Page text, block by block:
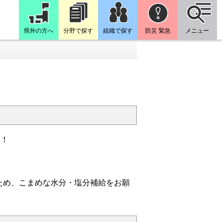
県外の方へ 分野で探す 組織で探す 防災 緊急 メニュー
、こまめな水分・塩分補給をお願